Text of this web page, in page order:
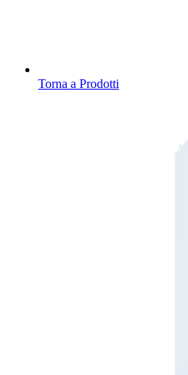
Torna a Prodotti